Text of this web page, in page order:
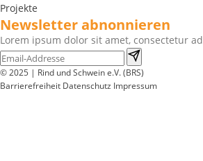
Projekte
Newsletter abnonnieren
Lorem ipsum dolor sit amet, consectetur
© 2025 | Rind und Schwein e.V. (BRS)
Barrierefreiheit Datenschutz Impressum